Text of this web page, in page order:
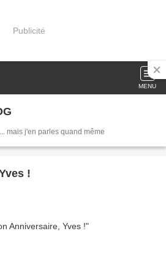
Publicité
MENU
mais j'en parles quand même
!